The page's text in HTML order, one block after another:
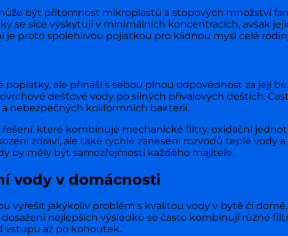
být přítomnost mikroplastů a stopových množství
se sice vyskytují v minimálních koncentracích, avšak
proto spolehlivou pojistkou pro klidnou mysl celé
poplatky, ale přináší s sebou plnou odpovědnost za její
dešťové vody po silných přívalových deštích.
nebezpečných koliformních bakterií.
které kombinuje mechanické filtry, oxidační
zdraví, ale také rychlé zanesení rozvodů teplé vody
by měly být samozřejmostí každého majitele.
vody v domácnosti
vyřešit jakýkoliv problém s kvalitou vody v bytě či
nejlepších výsledků se často kombinují různé
vstupu až po kohoutek.